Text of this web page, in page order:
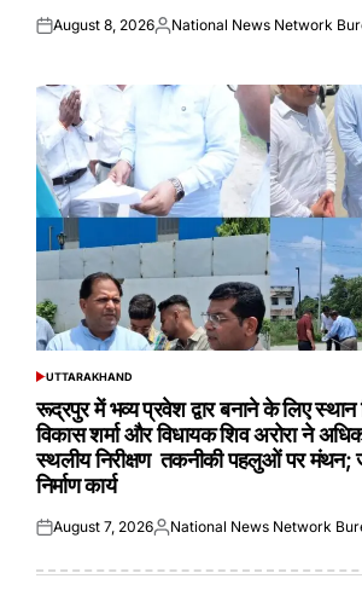
Posted
August 8, 2026Posted
National News Network
POSTED
UTTARAKHAND
रूद्रपुर में भव्य प्रवेश द्वार बनाने के लिए स्थान
विकास शर्मा और विधायक शिव अरोरा ने
स्थलीय निरीक्षण तकनीकी पहलुओं पर मंथन;
निर्माण कार्य
Posted
August 7, 2026Posted
National News Network